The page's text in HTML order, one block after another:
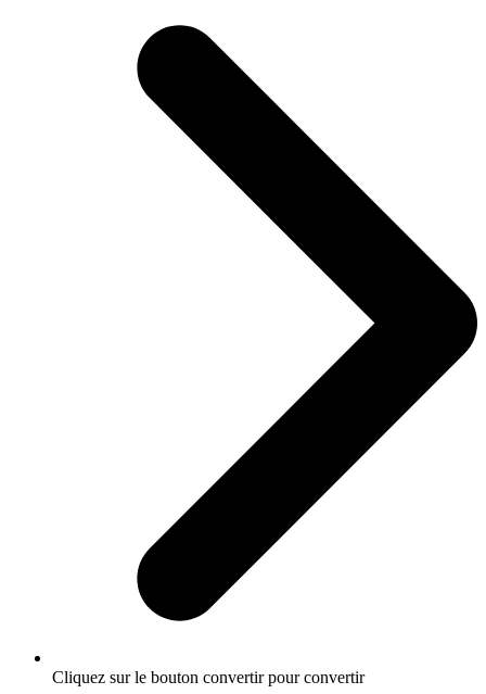
Cliquez sur le bouton convertir pour convertir